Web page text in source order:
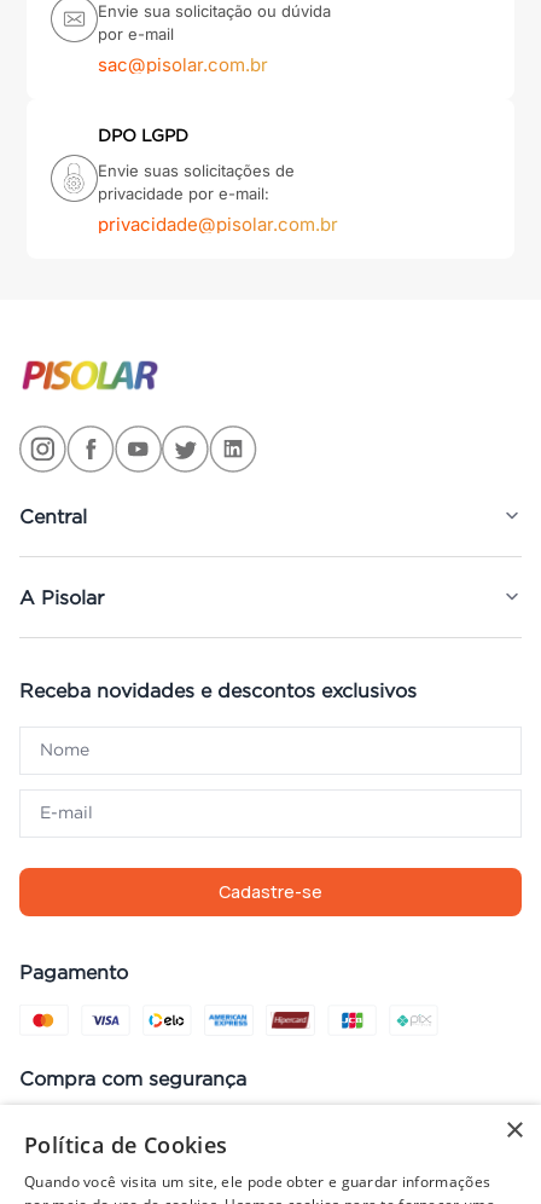
Envie sua solicitação ou dúvida
por e-mail
sac@pisolar.com.br
DPO LGPD
Envie suas solicitações de
privacidade por e-mail:
privacidade@pisolar.com.br
Central
A Pisolar
Receba novidades e descontos exclusivos
Cadastre-se
Pagamento
Compra com segurança
Preços, promoções, condições de pagamento e frete válidos apenas
×
Política de Cookies
Quando você visita um site, ele pode obter e guardar informações